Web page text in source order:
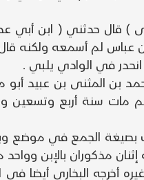
) قال حدثني ( ابن
عباس لم أسمعه ولكنه
في الوادي يلبي .
بن المثنى بن عبيد أبو
مات سنة أربع وتسعين
بصيغة الجمع في موضع
مذكوران بالإبن وواحد
أخرجه البخاري أيضا في